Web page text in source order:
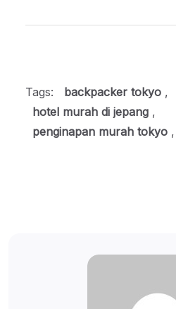
Tags: backpacker tokyo ,
hotel murah di jepang ,
penginapan murah tokyo ,